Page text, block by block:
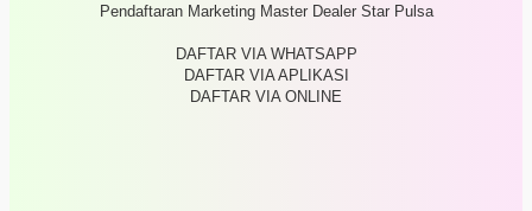
Pendaftaran Marketing Master Dealer Star Pulsa
DAFTAR VIA WHATSAPP
DAFTAR VIA APLIKASI
DAFTAR VIA ONLINE